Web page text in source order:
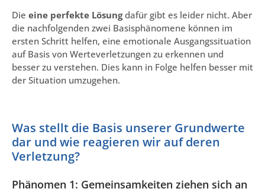
Die eine perfekte Lösungdafür gibt es leider nicht. Aber
die nachfolgenden zwei Basisphänomene können im
ersten Schritt helfen, eine emotionale Ausgangssituation
auf Basis von Werteverletzungen zu erkennen und
besser zu verstehen. Dies kann in Folge helfen besser mit
der Situation umzugehen.
Was stellt die Basis unserer Grundwerte
dar und wie reagieren wir auf deren
Verletzung?
Phänomen 1: Gemeinsamkeiten ziehen sich an